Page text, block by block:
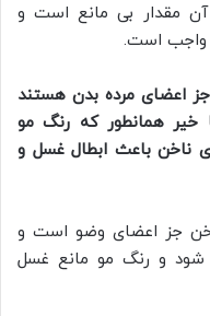
مقدار بی مانع است و
واجب است.
اعضای مرده بدن هستند
همانطور که رنگ مو
ناخن باعث ابطال غسل و
جز اعضای وضو است و
شود و رنگ مو مانع غسل